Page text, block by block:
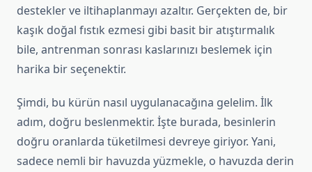
destekler ve iltihaplanmayı azaltır. Gerçekten de, bir
kaşık doğal fıstık ezmesi gibi basit bir atıştırmalık
bile, antrenman sonrası kaslarınızı beslemek için
harika bir seçenektir.
Şimdi, bu kürün nasıl uygulanacağına gelelim. İlk
adım, doğru beslenmektir. İşte burada, besinlerin
doğru oranlarda tüketilmesi devreye giriyor. Yani,
sadece nemli bir havuzda yüzmekle, o havuzda derin